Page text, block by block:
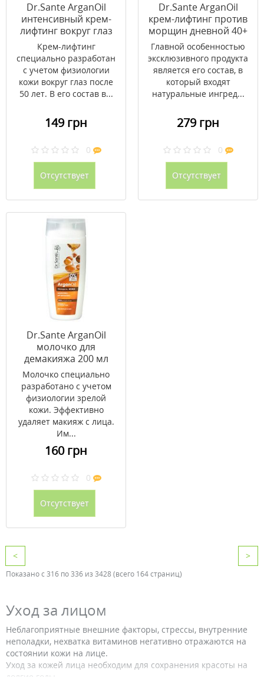
Dr.Sante ArganOil
интенсивный крем-
лифтинг вокруг глаз
против морщин 50+
15 мл
Крем-лифтинг
специально разработан
с учетом физиологии
кожи вокруг глаз после
50 лет. В его состав в...
149 грн
0
Отсутствует
Dr.Sante ArganOil
крем-лифтинг против
морщин дневной 40+
50 мл
Главной особенностью
эксклюзивного продукта
является его состав, в
который входят
натуральные ингред...
279 грн
0
Отсутствует
Dr.Sante ArganOil
молочко для
демакияжа 200 мл
Молочко специально
разработано с учетом
физиологии зрелой
кожи. Эффективно
удаляет макияж с лица.
Им...
160 грн
0
Отсутствует
< >
Показано с 316 по 336 из 3428 (всего 164 страниц)
Уход за лицом
Неблагоприятные внешние факторы, стрессы, внутренние
неполадки, нехватка витаминов негативно отражаются на
состоянии кожи на лице.
Уход за кожей лица необходим для сохранения красоты на